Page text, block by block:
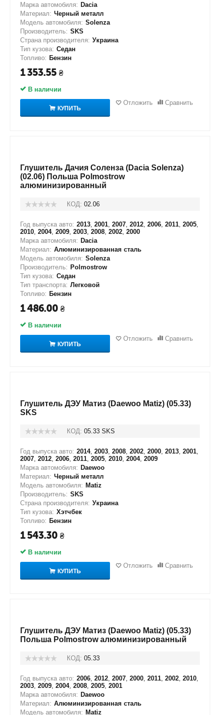
Марка автомобиля: Dacia
Материал: Черный металл
Модель автомобиля: Solenza
Производитель: SKS
Страна производителя: Украина
Тип кузова: Седан
Топливо: Бензин
1 353.55 ₴
В наличии
КУПИТЬ
Отложить Сравнить
Глушитель Дачия Соленза (Dacia Solenza)
(02.06) Польша Polmostrow
алюминизированный
КОД: 02.06
Год выпуска авто: 2013, 2001, 2007, 2012, 2006, 2011, 2005,
2010, 2004, 2009, 2003, 2008, 2002, 2000
Марка автомобиля: Dacia
Материал: Алюминизированная сталь
Модель автомобиля: Solenza
Производитель: Polmostrow
Тип кузова: Седан
Тип транспорта: Легковой
Топливо: Бензин
1 486.00 ₴
В наличии
КУПИТЬ
Отложить Сравнить
Глушитель ДЭУ Матиз (Daewoo Matiz) (05.33)
SKS
КОД: 05.33 SKS
Год выпуска авто: 2014, 2003, 2008, 2002, 2000, 2013, 2001,
2007, 2012, 2006, 2011, 2005, 2010, 2004, 2009
Марка автомобиля: Daewoo
Материал: Черный металл
Модель автомобиля: Matiz
Производитель: SKS
Страна производителя: Украина
Тип кузова: Хэтчбек
Топливо: Бензин
1 543.30 ₴
В наличии
КУПИТЬ
Отложить Сравнить
Глушитель ДЭУ Матиз (Daewoo Matiz) (05.33)
Польша Polmostrow алюминизированный
КОД: 05.33
Год выпуска авто: 2006, 2012, 2007, 2000, 2011, 2002, 2010,
2003, 2009, 2004, 2008, 2005, 2001
Марка автомобиля: Daewoo
Материал: Алюминизированная сталь
Модель автомобиля: Matiz